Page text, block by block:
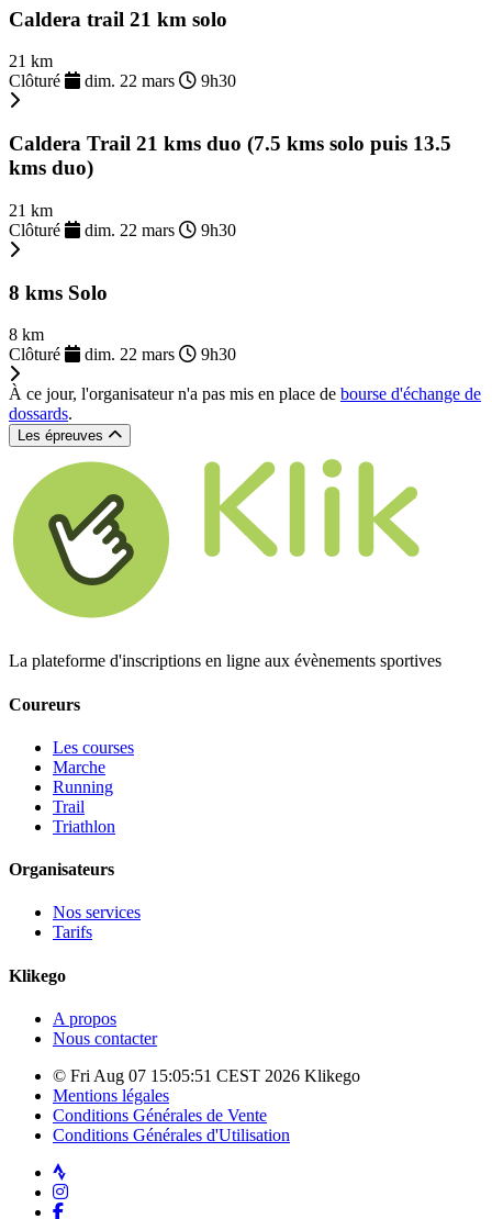
Caldera trail 21 km solo
21 km
Clôturé
dim. 22 mars 9h30
Caldera Trail 21 kms duo (7.5 kms solo puis 13.5
kms duo)
21 km
Clôturé
dim. 22 mars 9h30
8 kms Solo
8 km
Clôturé
dim. 22 mars 9h30
À ce jour, l'organisateur n'a pas mis en place de bourse d'échange de
dossards.
Les épreuves
La plateforme d'inscriptions en ligne aux évènements sportives
Coureurs
Les courses
Marche
Running
Trail
Triathlon
Organisateurs
Nos services
Tarifs
Klikego
A propos
Nous contacter
© Fri Aug 07 15:05:51 CEST 2026 Klikego
Mentions légales
Conditions Générales de Vente
Conditions Générales d'Utilisation
Strava
Instagram
Facebook